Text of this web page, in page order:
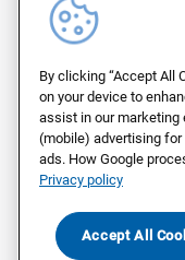
Als
By clicking “Accept All
on your device to
assist in our marketing
(mobile) advertising for
ads. How Google
Privacy policy
Accept All